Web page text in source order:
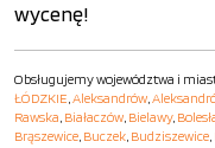
wycenę!
Obsługujemy województwa i
ŁÓDZKIE,Aleksandrów,
Rawska, Białaczów, Bielawy,
Brąszewice, Buczek, Budziszewice,